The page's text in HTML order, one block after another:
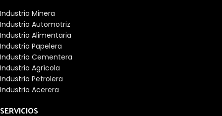
Industria Minera
Industria Automotriz
Industria Alimentaria
Industria Papelera
Industria Cementera
Industria Agrícola
Industria Petrolera
Industria Acerera
SERVICIOS